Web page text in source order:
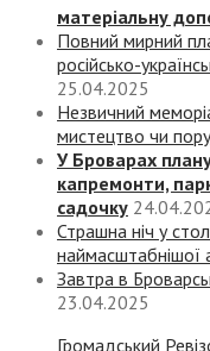
матеріальну
Повний мирний
російсько-
25.04.2025
Незвичний
мистецтво чи
У Броварах
капремонти,
садочку
Страшна ніч у
наймасштабнішої
Завтра в
23.04.2025
Громадський